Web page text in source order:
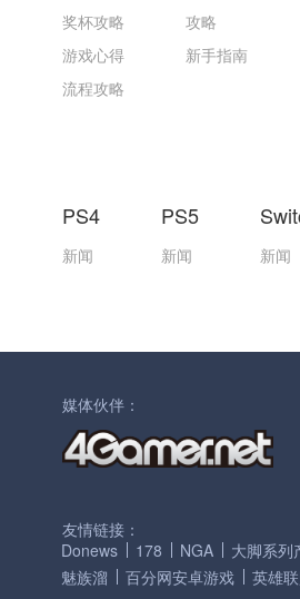
奖杯攻略
游戏心得
流程攻略
攻略
新手指南
PS4
新闻
PS5
新闻 新闻
媒体伙伴：
友情链接：
Donews
178 NGA 大脚系列
魅族溜
百分网安卓游戏 英雄